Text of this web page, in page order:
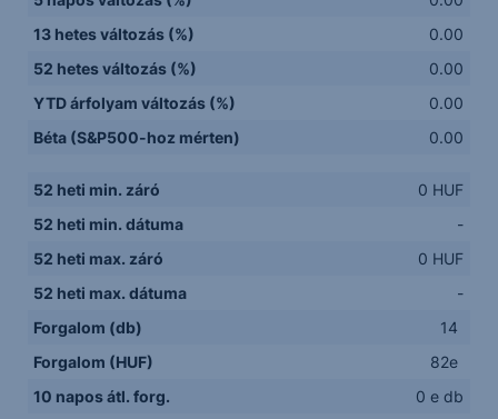
13 hetes változás (%)
0.00
52 hetes változás (%)
0.00
YTD árfolyam változás (%)
0.00
Béta (S&P500-hoz mérten)
0.00
52 heti min. záró
0 HUF
52 heti min. dátuma
-
52 heti max. záró
0 HUF
52 heti max. dátuma
-
Forgalom (db)
14
Forgalom (HUF)
82e
10 napos átl. forg.
0 e db